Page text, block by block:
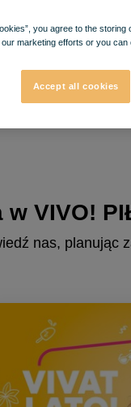
VIVO!
nas, planując
you agree to the
marketing efforts or you
Accept all cookies